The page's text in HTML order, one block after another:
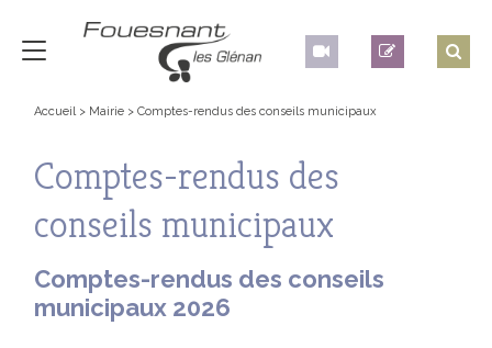
Accueil> Mairie >Comptes-rendus des conseils municipaux
Comptes-rendus des
conseils municipaux
Comptes-rendus des conseils
municipaux 2026